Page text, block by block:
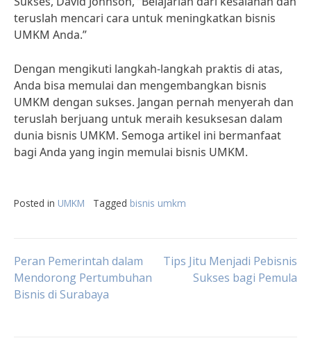
teruslah mencari cara untuk meningkatkan bisnis
UMKM Anda.”
Dengan mengikuti langkah-langkah praktis di atas,
Anda bisa memulai dan mengembangkan bisnis
UMKM dengan sukses. Jangan pernah menyerah dan
teruslah berjuang untuk meraih kesuksesan dalam
dunia bisnis UMKM. Semoga artikel ini bermanfaat
bagi Anda yang ingin memulai bisnis UMKM.
Posted in UMKM Tagged bisnis umkm
Post
navigation
Peran Pemerintah dalam
Mendorong Pertumbuhan
Bisnis di Surabaya
Tips Jitu Menjadi Pebisnis
Sukses bagi Pemula